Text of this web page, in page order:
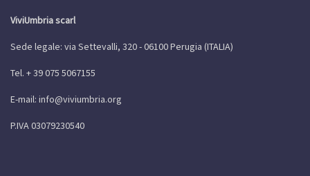
ViviUmbria scarl
Sede legale: via Settevalli, 320 - 06100 Perugia (ITALIA)
Tel. + 39 075 5067155
E-mail: info@viviumbria.org
P.IVA 03079230540